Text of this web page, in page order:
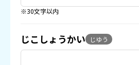
※30文字以内
じこしょうかい じゆう